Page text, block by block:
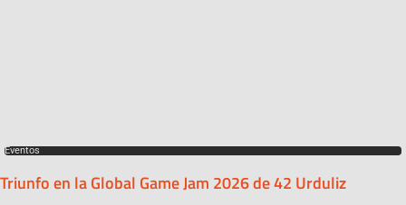
Eventos
Triunfo en la Global Game Jam 2026 de 42 Urduliz